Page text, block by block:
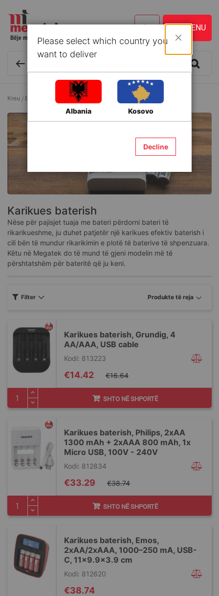
Kreu Elektrike Bateri Karikues baterish
Karikues baterish
Nëse për pajisjet tuaja me bateri përdorni bateri të
rikarikueshme, ju duhet patjetër një karikues efektiv baterish i
cili bën të mundur rikarikimin e plotë të baterive të shpenzuara.
Këtu në Megatek do të mund të gjeni modelin më të
përshtatshëm për bateritë që ju keni.
Karikues baterish, Grundig, 4
AA/AAA, USB cable
Kodi: 813223
Special
Price
€14.42 €16.64
SHTO NË SHPORTË
Karikues baterish, Philips, 2xAA
1300 mAh + 2xAAA 800 mAh, 1x
Micro USB, 100V - 240V
Kodi: 812834
Special
Price
€33.29 €38.74
SHTO NË SHPORTË
Karikues baterish, Emos,
2xAA/2xAAA, 1000–250 mA, USB-
C, 11×9.9×3.9 cm
Kodi: 812620
€38.74
Filter
Please select which country you
want to deliver
Albania Kosovo
Decline